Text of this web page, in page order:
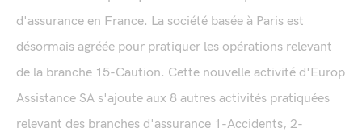
d'assurance en France. La société basée à Paris est
désormais agréée pour pratiquer les opérations relevant
de la branche 15-Caution. Cette nouvelle activité d'Europ
Assistance SA s'ajoute aux 8 autres activités pratiquées
relevant des branches d'assurance 1-Accidents, 2-